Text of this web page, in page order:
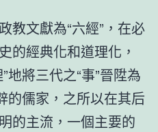
教文獻為“六經”，在必
的經典化和道理化，
地將三代之“事”晉陞為
的儒家，之所以在其后
的主流，一個主要的